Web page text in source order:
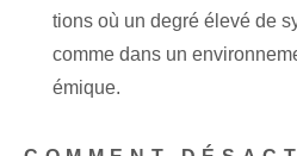
tions où un degré élevé de
comme dans un
émique.